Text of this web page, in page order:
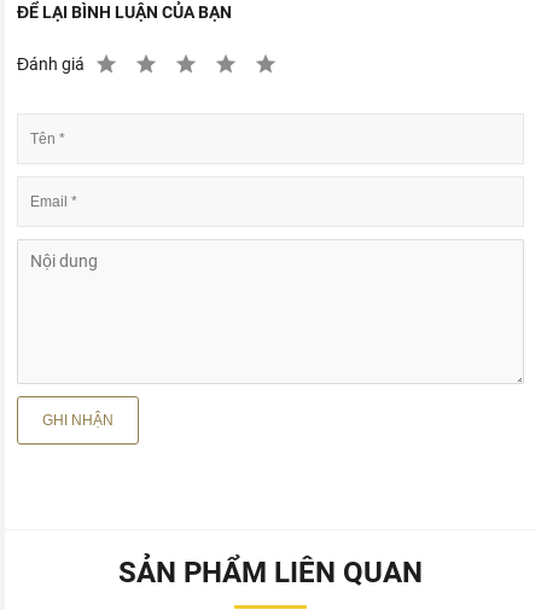
ĐỂ LẠI BÌNH LUẬN CỦA BẠN
Đánh giá
SẢN PHẨM LIÊN QUAN